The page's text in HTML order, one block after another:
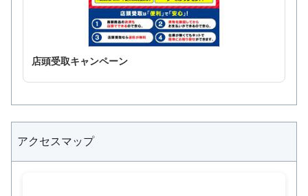
店頭受取キャンペーン
アクセスマップ